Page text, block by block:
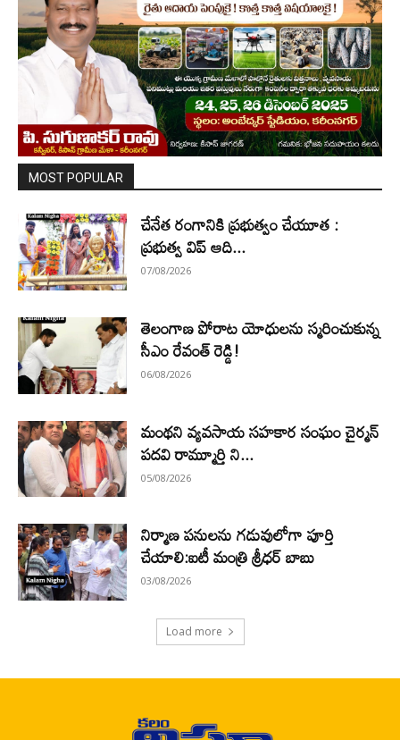
MOST POPULAR
చేనేత రంగానికి ప్రభుత్వం చేయూత :
ప్రభుత్వ విప్ ఆది...
07/08/2026
తెలంగాణ పోరాట యోధులను స్మరించుకున్న
సీఎం రేవంత్ రెడ్డి!
06/08/2026
మంథని వ్యవసాయ సహకార సంఘం చైర్మన్
పదవి రామ్మూర్తి ని...
05/08/2026
నిర్మాణ పనులను గడువులోగా పూర్తి
చేయాలి:ఐటీ మంత్రి శ్రీధర్ బాబు
03/08/2026
Load more